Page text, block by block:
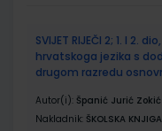
proizvodi
SVIJET RIJEČI 2; 1. I 2.
hrvatskoga jezika s
drugom razredu
Autor(i): Španić Jurić
Nakladnik: ŠKOLSKA